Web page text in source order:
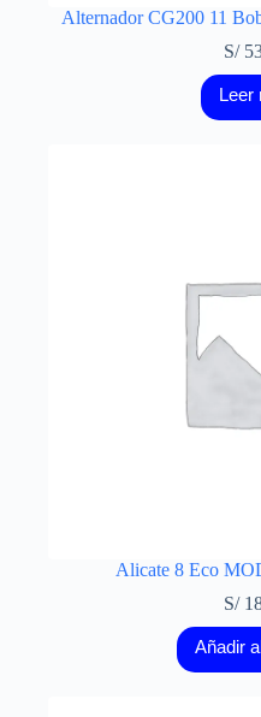
Alternador CG200 11
S/
Leer
Alicate 8 Eco
S/
Añadir